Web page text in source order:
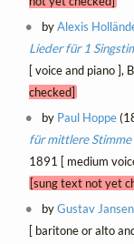
byAlexis
Lieder für 1
[ voice and piano ],
checked]
by Paul Hoppe
für mittlere
1891 [ medium
[sung text not yet
byGustav
[ baritone or alto